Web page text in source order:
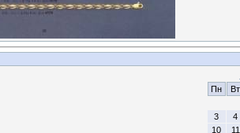
Пн
Вт
3
4
10
11